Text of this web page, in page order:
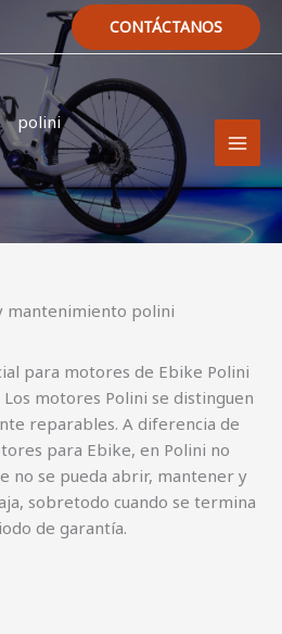
CONTÁCTANOS
polini
mantenimiento polini
para motores de Ebike Polini
motores Polini se distinguen
reparables. A diferencia de
para Ebike, en Polini no
no se pueda abrir, mantener y
sobretodo cuando se termina
de garantía.